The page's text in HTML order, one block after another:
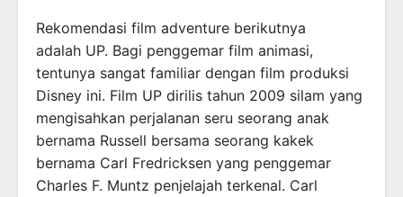
Rekomendasi film adventure berikutnya
adalah UP. Bagi penggemar film animasi,
tentunya sangat familiar dengan film produksi
Disney ini. Film UP dirilis tahun 2009 silam yang
mengisahkan perjalanan seru seorang anak
bernama Russell bersama seorang kakek
bernama Carl Fredricksen yang penggemar
Charles F. Muntz penjelajah terkenal. Carl